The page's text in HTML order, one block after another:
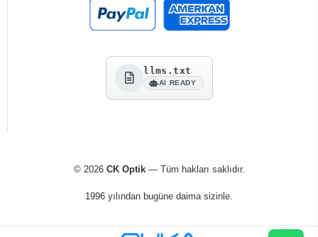
llms.txt
AI READY
© 2026 CK Optik— Tüm hakları saklıdır.
1996 yılından bugüne daima sizinle.